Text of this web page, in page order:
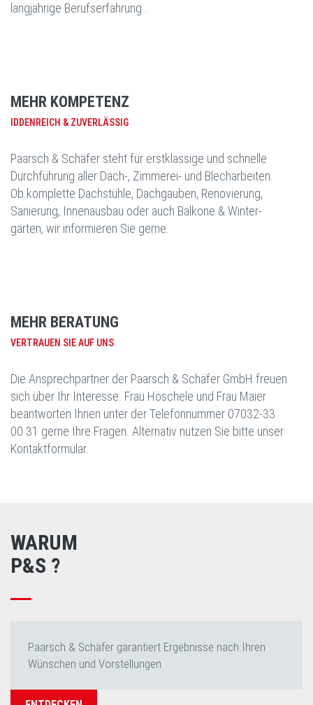
langjährige Berufserfahrung .
MEHR KOMPETENZ
IDDENREICH & ZUVERLÄSSIG
Paarsch & Schäfer steht für erstklassige und schnelle
Durchführung aller Dach-, Zimmerei- und Blecharbeiten.
Ob komplette Dachstühle, Dachgauben, Renovierung,
Sanierung, Innenausbau oder auch Balkone & Winter-
gärten, wir informieren Sie gerne.
MEHR BERATUNG
VERTRAUEN SIE AUF UNS
Die Ansprechpartner der Paarsch & Schäfer GmbH freuen
sich über Ihr Interesse. Frau Höschele und Frau Maier
beantworten Ihnen unter der Telefonnummer 07032-33
00 31 gerne Ihre Fragen. Alternativ nutzen Sie bitte unser
Kontaktformular.
WARUM
P&S ?
Paarsch & Schäfer garantiert Ergebnisse nach Ihren
Wünschen und Vorstellungen.